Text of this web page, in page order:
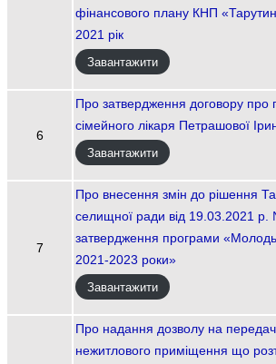
фінансового плану КНП
2021 рік
Завантажити
6
Про затвердження договору про
сімейного лікаря Петрашової
Завантажити
7
Про внесення змін до рішення
селищної ради від 19.03.2021
затвердження програми
2021-2023 роки»
Завантажити
Про надання дозволу на
нежитлового приміщення що